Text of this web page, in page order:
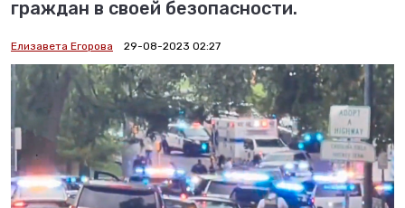
граждан в своей безопасности.
Елизавета Егорова 29-08-2023 02:27